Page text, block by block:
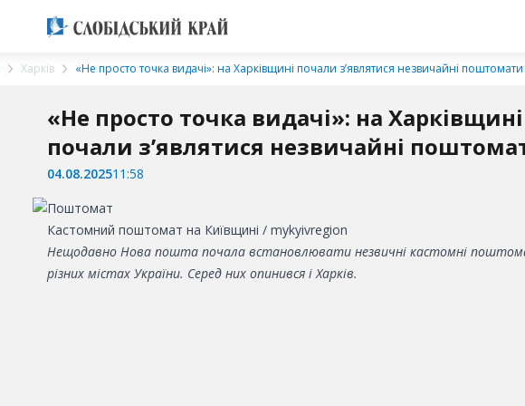
Харків «Не просто точка видачі»: на Харківщині почали з’являтися незвичайні поштомати
«Не просто точка видачі»: на Харківщині
почали з’являтися незвичайні
04.08.202511:58
Кастомний поштомат на Київщині / mykyivregion
Нещодавно Нова пошта почала встановлювати незвичні кастомні
різних містах України. Серед них опинився і Харків.